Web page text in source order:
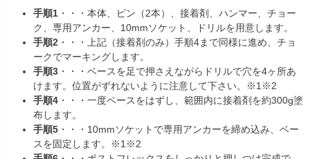
手順1 ・・・本体、ピン（2本）、接着剤、ハンマー、チョー
ク、専用アンカー、10mmソケット、ドリルを用意します。
手順2 ・・・上記（接着剤のみ）手順4まで同様に進め、チョ
ークでマーキングします。
手順3 ・・・ベースを足で押さえながらドリルで穴を4ヶ所あ
けます。位置がずれないように注意して下さい。※1※2
手順4 ・・・一度ベースをはずし、範囲内に接着剤を約300g塗
布します。
手順5 ・・・10mmソケットで専用アンカーを締め込み、ベー
スを固定します。※1※2